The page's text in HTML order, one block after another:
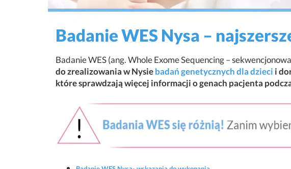
Badanie WES Nysa –
Badanie WES (ang. Whole Exome Sequencing –
do zrealizowania w Nysiebadań genetycznych dla dzieci i
które sprawdzają więcej informacji o genach pacjenta